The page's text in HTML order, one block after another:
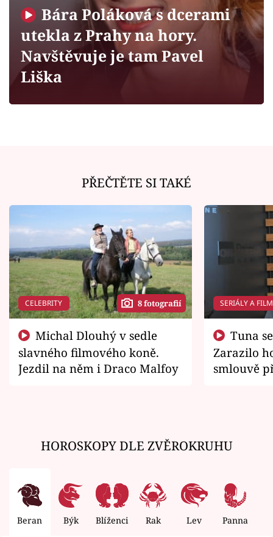
Sledujte prima+
Filmový festival Karlovy Vary
Sledujte nás
Bára Poláková s dcerami
utekla z Prahy na hory.
Navštěvuje je tam Pavel
Liška
PŘEČTĚTE SI TAKÉ
CELEBRITY 8 fotografií
slavného filmového koně.
Jezdil na něm i Draco Malfoy
SERIÁLY A
Zarazilo
smlouvě
HOROSKOPY DLE ZVĚROKRUHU
Beran Býk Blíženci Rak Lev Panna